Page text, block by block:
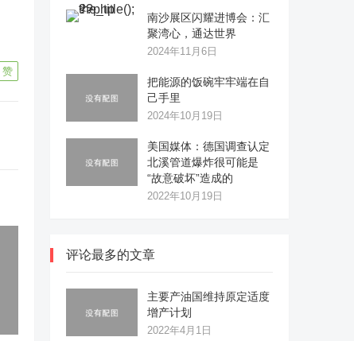
赞
南沙展区闪耀进博会：汇
聚湾心，通达世界
2024年11月6日
把能源的饭碗牢牢端在自
己手里
2024年10月19日
美国媒体：德国调查认定
北溪管道爆炸很可能是
“故意破坏”造成的
2022年10月19日
评论最多的文章
主要产油国维持原定适度
增产计划
2022年4月1日